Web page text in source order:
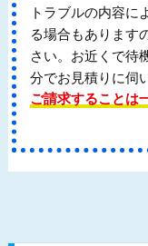
トラブルの内容に
る場合もあります
さい。お近くで待
分でお見積りに伺
ご請求することは